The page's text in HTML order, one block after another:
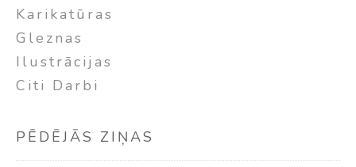
Karikatūras
Gleznas
Ilustrācijas
Citi Darbi
PĒDĒJĀS ZIŅAS